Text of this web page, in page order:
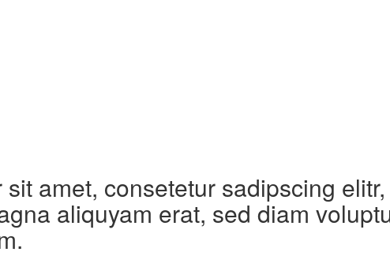
amet, consetetur sadipscing
aliquyam erat, sed diam